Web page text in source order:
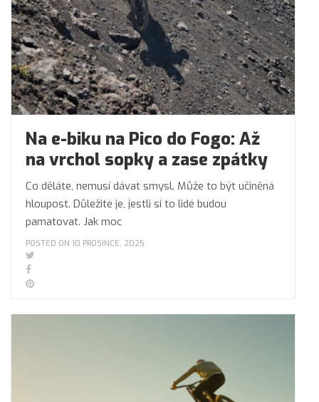
Na e-biku na Pico do Fogo: Až
na vrchol sopky a zase zpátky
Co děláte, nemusí dávat smysl. Může to být učiněná
hloupost. Důležité je, jestli si to lidé budou
pamatovat. Jak moc
POSTED ON 10 PROSINCE, 2025